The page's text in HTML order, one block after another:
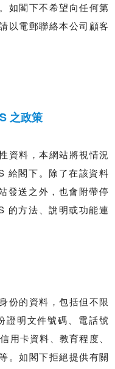
如閣下不希望向任何第
以電郵聯絡本公司顧客
之政策
資料，本網站將視情況
給閣下。除了在該資料
發送之外，也會附帶停
的方法、說明或功能連
份的資料，包括但不限
證明文件號碼、電話號
用卡資料、教育程度、
。如閣下拒絕提供有關